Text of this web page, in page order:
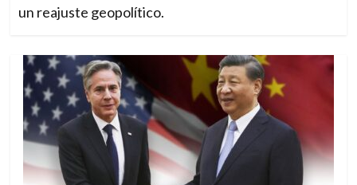
un reajuste geopolítico.